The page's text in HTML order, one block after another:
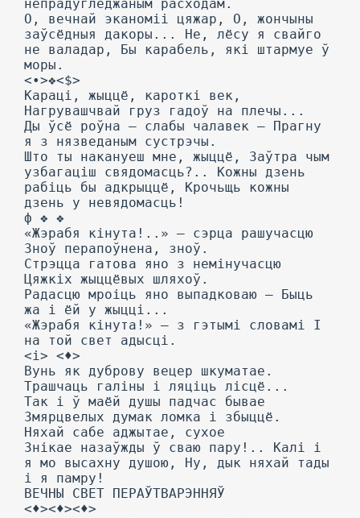
непрадугледжаным расходам.
О, вечнай эканоміі цяжар, О, жончыны
заўсёдныя дакоры... Не, лёсу я свайго
не валадар, Бы карабель, які штармуе ў
моры.
<•>❖<$>
Караці, жыццё, кароткі век,
Нагрувашчвай груз гадоў на плечы...
Ды ўсё роўна — слабы чалавек — Прагну
я з нязведаным сустрэчы.
Што ты накануеш мне, жыццё, Заўтра чым
узбагаціш свядомасць?.. Кожны дзень
рабіць бы адкрыццё, Крочьщь кожны
дзень у невядомасць!
ф ❖ ❖
«Жэрабя кінута!..» — сэрца рашучасцю
Зноў перапоўнена, зноў.
Стрэцца гатова яно з немінучасцю
Цяжкіх жыццёвых шляхоў.
Радасцю мроіць яно выпадковаю — Быць
жа і ёй у жыцці...
«Жэрабя кінута!» — з гэтымі словамі I
на той свет адысці.
<і> <♦>
Вунь як дуброву вецер шкуматае.
Трашчаць галіны і ляціць лісцё...
Так і ў маёй душы падчас бывае
Змярцвелых думак ломка і збыццё.
Няхай сабе аджытае, сухое
Знікае назаўжды ў сваю пару!.. Калі і
я мо высахну душою, Ну, дык няхай тады
і я памру!
ВЕЧНЫ СВЕТ ПЕРАЎТВАРЭННЯЎ
<♦><♦><♦>